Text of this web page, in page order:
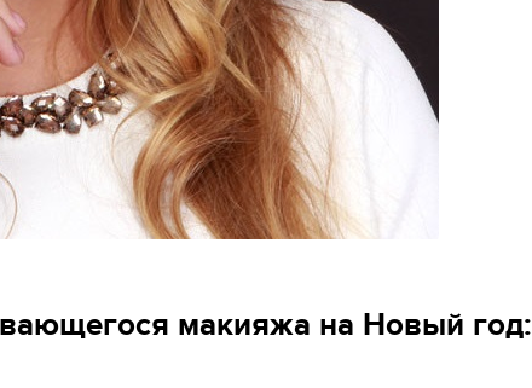
макияжа на Новый год: